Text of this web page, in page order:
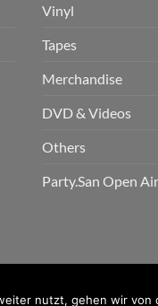
Vinyl
Tapes
Merchandise
DVD & Videos
Others
Party.San Open Air
nutzt, gehen wir von